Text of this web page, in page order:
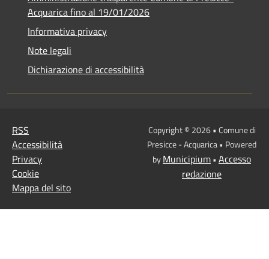
Acquarica fino al 19/01/2026
Informativa privacy
Note legali
Dichiarazione di accessibilità
RSS
Accessibilità
Privacy
Cookie
Mappa del sito
Copyright © 2026 • Comune di
Presicce - Acquarica • Powered
byMunicipium• Accesso
redazione